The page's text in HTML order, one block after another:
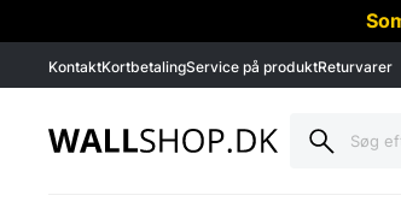
KontaktKortbetalingService på produktReturvarer